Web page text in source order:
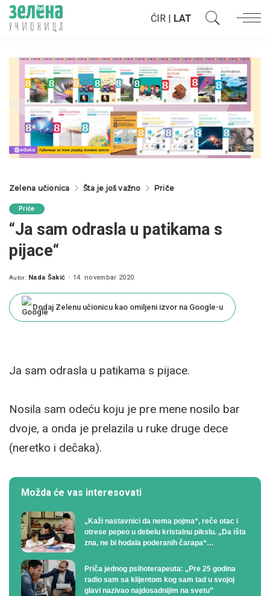
ĆIR | LAT
Zelena učionica Šta je još važno Priče
Priče
“Ja sam odrasla u patikama s
pijace“
Posted
Autor: Nada Šakić 14. novembar 2020.
Dodaj Zelenu učionicu kao omiljeni izvor na Google-u
Ja sam odrasla u patikama s pijace.
Nosila sam odeću koju je pre mene nosilo bar
dvoje, a onda je prelazila u ruke druge dece
(neretko i dečaka).
Možda će vas interesovati
„Kaži nastavnici da nema pojma“, reče otac i
otrese pepeo u debelu kristalnu pikslu. „Da išta
zna, ne bi hodala poderanih čarapa“…
Priča jednog psihoterapeuta: „Pre 25 godina
radio sam sa klijentom kog sam tad u svojoj
glavi nazivao najdosadnijim na svetu”